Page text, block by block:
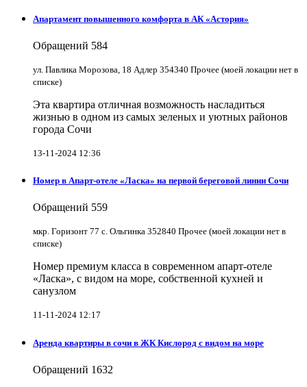
Апартамент повышенного комфорта в АК «Астория»
Обращений 584
ул. Павлика Морозова, 18 Адлер 354340 Прочее (моей локации нет в
списке)
Эта квартира отличная возможность насладиться
жизнью в одном из самых зеленых и уютных районов
города Сочи
13-11-2024 12:36
Номер в Апарт-отеле «Ласка» на первой береговой линии Сочи
Обращений 559
мкр. Горизонт 77 с. Ольгинка 352840 Прочее (моей локации нет в
списке)
Номер премиум класса в современном апарт-отеле
«Ласка», с видом на море, собственной кухней и
санузлом
11-11-2024 12:17
Аренда квартиры в сочи в ЖК Кислород с видом на море
Обращений 1632